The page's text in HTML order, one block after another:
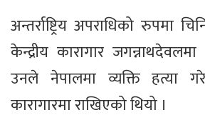
अन्तर्राष्ट्रिय अपराधिको रुपमा
केन्द्रीय कारागार
उनले नेपालमा व्यक्ति हत्या
कारागारमा राखिएको थियो ।